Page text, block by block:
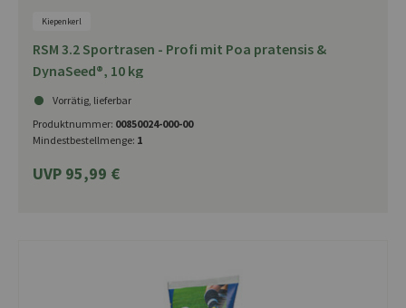
Kiepenkerl
RSM 3.2 Sportrasen - Profi mit Poa pratensis &
DynaSeed®, 10 kg
Vorrätig, lieferbar
Produktnummer: 00850024-000-00
Mindestbestellmenge: 1
UVP 95,99 €